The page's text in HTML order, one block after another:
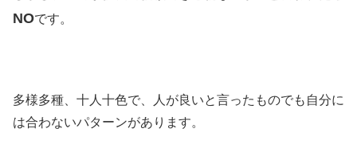
NOです。
多様多種、十人十色で、人が良いと言ったものでも自分に
は合わないパターンがあります。